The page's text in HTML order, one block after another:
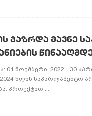
გაზრდა მავნე
01 ნოემბერი, 2022 - 30
წლის საპარლამენტო
პროექტით ...